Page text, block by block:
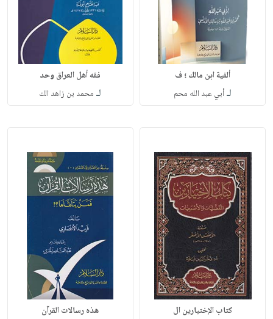
ألفية ابن مالك ؛ ف
لـأبي عبد الله محم
فقه أهل العراق وحد
لـ محمد بن زاهد الك
كتاب الإختيارين ال هذه رسالات القرآن